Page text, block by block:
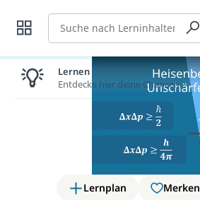
Suche
Lernplan Merken
Lernen lohnt sich!
Entdecke hier deine Chancen.